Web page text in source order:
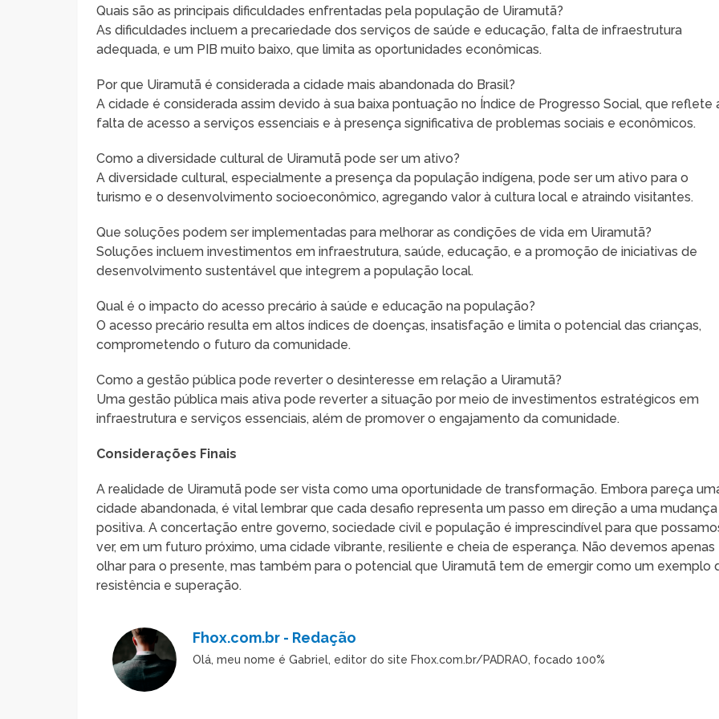
Quais são as principais dificuldades enfrentadas pela população de Uiramutã?
As dificuldades incluem a precariedade dos serviços de saúde e educação, falta de infraestrutura
adequada, e um PIB muito baixo, que limita as oportunidades econômicas.
Por que Uiramutã é considerada a cidade mais abandonada do Brasil?
A cidade é considerada assim devido à sua baixa pontuação no Índice de Progresso Social, que reflete
falta de acesso a serviços essenciais e à presença significativa de problemas sociais e econômicos.
Como a diversidade cultural de Uiramutã pode ser um ativo?
A diversidade cultural, especialmente a presença da população indígena, pode ser um ativo para o
turismo e o desenvolvimento socioeconômico, agregando valor à cultura local e atraindo visitantes.
Que soluções podem ser implementadas para melhorar as condições de vida em Uiramutã?
Soluções incluem investimentos em infraestrutura, saúde, educação, e a promoção de iniciativas de
desenvolvimento sustentável que integrem a população local.
Qual é o impacto do acesso precário à saúde e educação na população?
O acesso precário resulta em altos índices de doenças, insatisfação e limita o potencial das crianças,
comprometendo o futuro da comunidade.
Como a gestão pública pode reverter o desinteresse em relação a Uiramutã?
Uma gestão pública mais ativa pode reverter a situação por meio de investimentos estratégicos em
infraestrutura e serviços essenciais, além de promover o engajamento da comunidade.
Considerações Finais
A realidade de Uiramutã pode ser vista como uma oportunidade de transformação. Embora pareça
cidade abandonada, é vital lembrar que cada desafio representa um passo em direção a uma mudança
positiva. A concertação entre governo, sociedade civil e população é imprescindível para que
ver, em um futuro próximo, uma cidade vibrante, resiliente e cheia de esperança. Não devemos apenas
olhar para o presente, mas também para o potencial que Uiramutã tem de emergir como um exemplo
resistência e superação.
Fhox.com.br - Redação
Olá, meu nome é Gabriel, editor do site Fhox.com.br/PADRAO, focado 100%